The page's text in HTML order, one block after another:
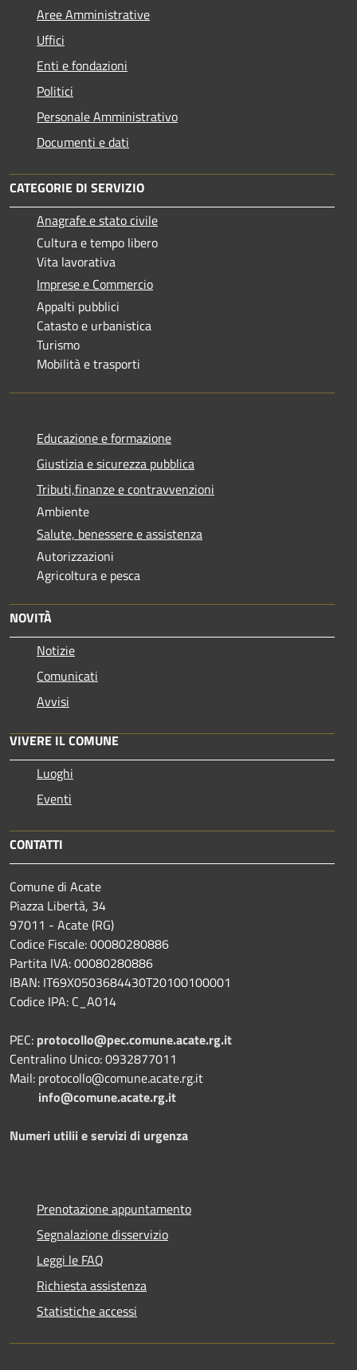
Aree Amministrative
Uffici
Enti e fondazioni
Politici
Personale Amministrativo
Documenti e dati
CATEGORIE DI SERVIZIO
Anagrafe e stato civile
Cultura e tempo libero
Vita lavorativa
Imprese e Commercio
Appalti pubblici
Catasto e urbanistica
Turismo
Mobilità e trasporti
Educazione e formazione
Giustizia e sicurezza pubblica
Tributi,finanze e contravvenzioni
Ambiente
Salute, benessere e assistenza
Autorizzazioni
Agricoltura e pesca
NOVITÀ
Notizie
Comunicati
Avvisi
VIVERE IL COMUNE
Luoghi
Eventi
CONTATTI
Comune di Acate
Piazza Libertà, 34
97011 - Acate (RG)
Codice Fiscale: 00080280886
Partita IVA: 00080280886
IBAN: IT69X0503684430T20100100001
Codice IPA: C_A014
PEC: protocollo@pec.comune.acate.rg.it
Centralino Unico: 0932877011
Mail: protocollo@comune.acate.rg.it
info@comune.acate.rg.it
Numeri utilii e servizi di urgenza
Prenotazione appuntamento
Segnalazione disservizio
Leggi le FAQ
Richiesta assistenza
Statistiche accessi